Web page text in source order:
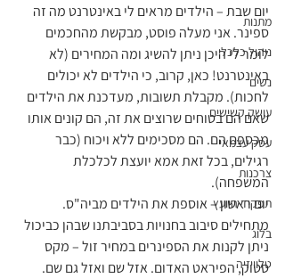
מתנות
ניהול כלכלי
נשים
עושק קשישים
עסק עצמאי
צרכנות
תפקיד היועץ
בלוג
טלוויזיה
יום שבת – הילדים מראים לי באינטרנט מה זה
ספינר. אני מעלה פוסט, מבקשת מהחכמים
לומר לי היכן ניתן להשיג ומה המחירים (לא
באינטרנט! כאן, קרוב, כי הילדים לא יכולים
לחכות). מקבלת תשובות, מעדכנת את הילדים
שאם הם בטוחים שרוצים את זה, הם קונים אותו
מכספם הם. הם מסכימים ללא ויכוח (כבר
רגילים, בכל זאת אמא יועצת לכלכלת
המשפחה).
יום ראשון – אוספת את הילדים מביה"ס.
מתחילים סיבוב בחנויות בסביבתנו שבהן כביכול
ניתן לקנות את הספינרים במחיר זול – מקס
סטוק, הפיראט האדום. אזל שם ואזל גם שם.